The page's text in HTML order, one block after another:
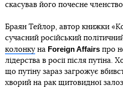
скасував його почесне
Браян Тейлор, автор книжки
сучасний російський
колонку на Foreign Affairs про
лідерства в росії після путіна.
що путіну зараз загрожує
хворий на рак щитовидної